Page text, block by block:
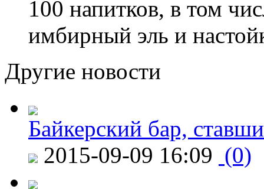
100 напитков, в том
имбирный эль и
Другие новости
Байкерский бар,
2015-09-09 16:09 (0)